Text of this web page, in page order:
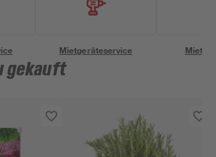
Mietgeräteservice
gekauft